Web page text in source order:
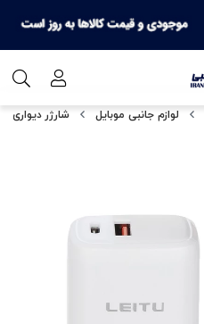
لوازم جانبی موبایل شارژر دیواری